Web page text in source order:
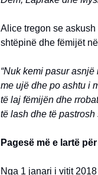
Alice tregon se
shtëpinë dhe fëmijët
“Nuk kemi pasur
me ujë dhe po ashtu i
të laj fëmijën dhe
të lash dhe të
Pagesë më e lartë
Nga 1 janari i vitit